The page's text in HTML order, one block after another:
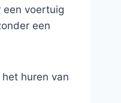
voertuig
een
huren van